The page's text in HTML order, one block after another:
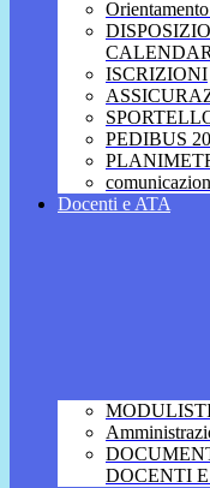
ISCRIZIONI
PEDIBUS
Docenti e ATA
DOCENTI